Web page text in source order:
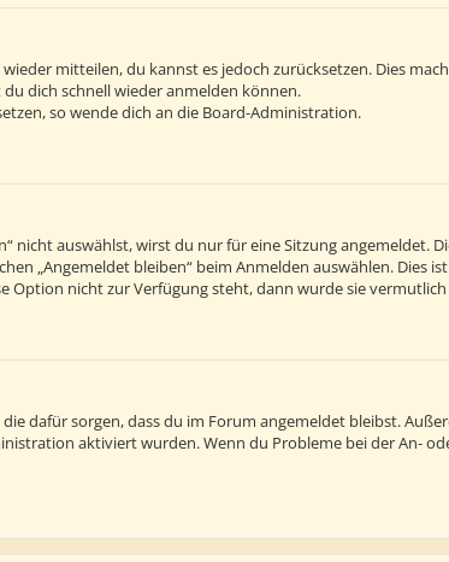
mitteilen, du kannst es jedoch zurücksetzen. Dies
dich schnell wieder anmelden können.
so wende dich an die Board-Administration.
nicht auswählst, wirst du nur für eine Sitzung angemeldet.
„Angemeldet bleiben“ beim Anmelden auswählen. Dies
Option nicht zur Verfügung steht, dann wurde sie
dafür sorgen, dass du im Forum angemeldet bleibst.
aktiviert wurden. Wenn du Probleme bei der An-